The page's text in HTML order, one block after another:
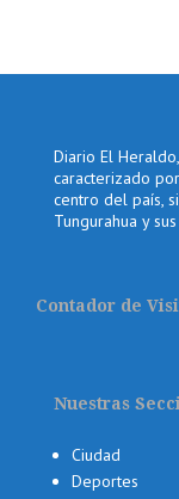
Diario El
caracterizado
centro del país,
Tungurahua y
Contador de
Nuestras
Ciudad
Deportes